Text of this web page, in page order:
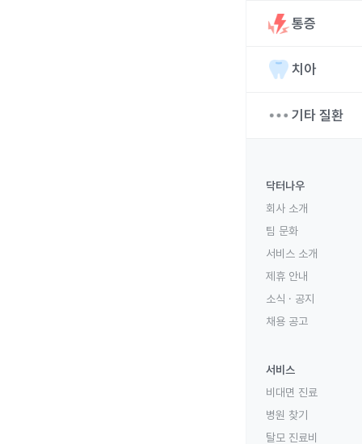
통증
치아
기타 질환
닥터나우
회사 소개
팀 문화
서비스 소개
제휴 안내
소식 · 공지
채용 공고
서비스
비대면 진료
병원 찾기
탈모 진료비